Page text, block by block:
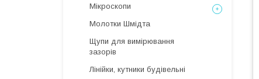
Мікроскопи
Молотки Шмідта
Щупи для вимірювання
зазорів
Лінійки, кутники будівельні